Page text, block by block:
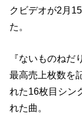
クビデオが2月
た。
『ないものね
最高売上枚数を
れた16枚目シン
れた曲。